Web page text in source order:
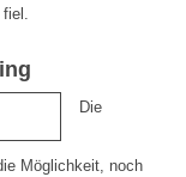
fiel.
Die
Möglichkeit, noch